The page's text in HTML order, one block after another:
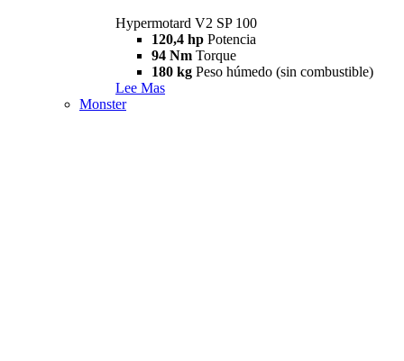
Hypermotard V2 SP 100
120,4 hp Potencia
94 Nm Torque
180 kg Peso húmedo (sin combustible)
Lee Mas
Monster